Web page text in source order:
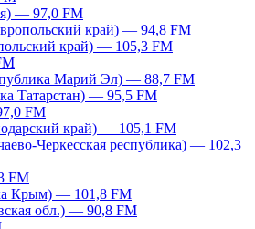
— 97,0 FM
край) — 94,8 FM
край) — 105,3 FM
Марий Эл) — 88,7 FM
Татарстан) — 95,5 FM
FM
край) — 105,1 FM
Черкесская республика) — 102,3
FM
Крым) — 101,8 FM
обл.) — 90,8 FM